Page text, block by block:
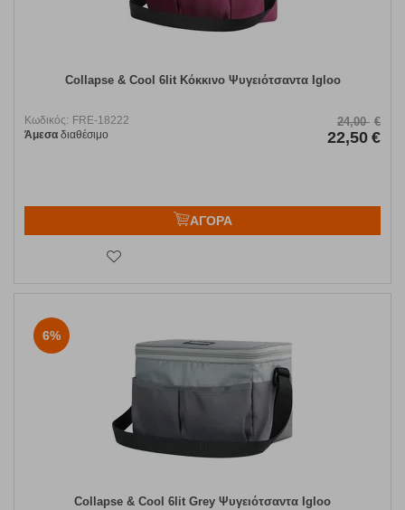
Collapse & Cool 6lit Κόκκινο Ψυγειότσαντα Igloo
Κωδικός: FRE-18222
Άμεσα διαθέσιμο
24,00 €
22,50 €
ΑΓΟΡΑ
6%
Collapse & Cool 6lit Grey Ψυγειότσαντα Igloo